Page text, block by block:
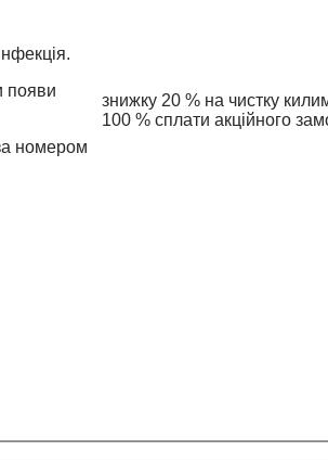
появи
номером
знижку 20 % на чистку
100 % сплати акційного